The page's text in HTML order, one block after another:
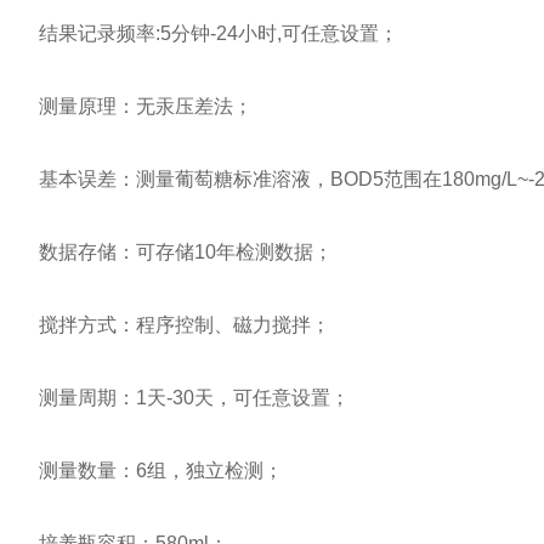
结果记录频率:5分钟-24小时,可任意设置；
测量原理：无汞压差法；
基本误差：测量葡萄糖标准溶液，BOD5范围在180mg/L~-
数据存储：可存储10年检测数据；
搅拌方式：程序控制、磁力搅拌；
测量周期：1天-30天，可任意设置；
测量数量：6组，独立检测；